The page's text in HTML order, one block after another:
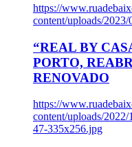
https://
content/uploads/
“REAL BY
PORTO,
RENOVADO
https://
content/uploads/
47-335x256.jpg